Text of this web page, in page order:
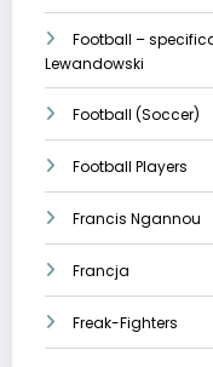
Football –
Lewandowski
Football (Soccer)
Football Players
Francis Ngannou
Francja
Freak-Fighters